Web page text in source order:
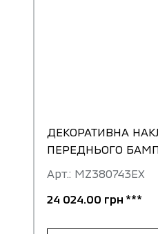
ДЕКОРАТИВНА
ПЕРЕДНЬОГО
Арт.: MZ380743EX
24 024.00 грн ***